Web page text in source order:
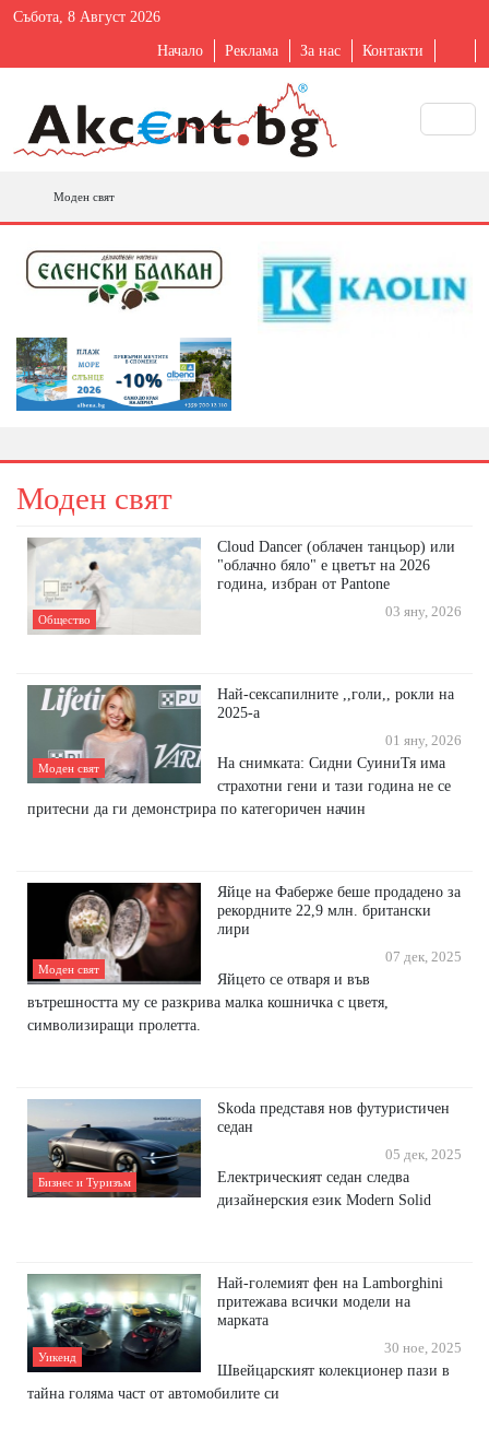
Събота, 8 Август 2026
Начало Реклама За нас Контакти
Моден свят
Моден свят
Общество
Cloud Dancer (облачен танцьор) или
"облачно бяло" е цветът на 2026
година, избран от Pantone
03 яну, 2026
Моден свят
Най-сексапилните ,,голи,, рокли на
2025-а
01 яну, 2026
На снимката: Сидни СуиниТя има
страхотни гени и тази година не се
притесни да ги демонстрира по категоричен начин
Моден свят
Яйце на Фаберже беше продадено за
рекордните 22,9 млн. британски
лири
07 дек, 2025
Яйцето се отваря и във
вътрешността му се разкрива малка кошничка с цветя,
символизиращи пролетта.
Бизнес и Туризъм
Skoda представя нов футуристичен
седан
05 дек, 2025
Eлeĸтpичecĸият ceдaн cлeдвa
дизaйнepcĸия eзиĸ Моdеrn Ѕоlіd
Уикенд
Най-големият фен на Lamborghini
притежава всички модели на
марката
30 ное, 2025
Швейцарският колекционер пази в
тайна голяма част от автомобилите си